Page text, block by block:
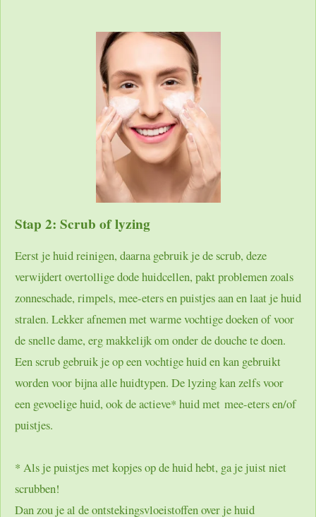
Stap 2: Scrub of lyzing
Eerst je huid reinigen, daarna gebruik je de scrub, deze
verwijdert overtollige dode huidcellen, pakt problemen zoals
zonneschade, rimpels, mee-eters en puistjes aan en laat je huid
stralen. Lekker afnemen met warme vochtige doeken of voor
de snelle dame, erg makkelijk om onder de douche te doen.
Een scrub gebruik je op een vochtige huid en kan gebruikt
worden voor bijna alle huidtypen. De lyzing kan zelfs voor
een gevoelige huid, ook de actieve* huid met mee-eters en/of
puistjes.
* Als je puistjes met kopjes op de huid hebt, ga je juist niet
scrubben!
Dan zou je al de ontstekingsvloeistoffen over je huid